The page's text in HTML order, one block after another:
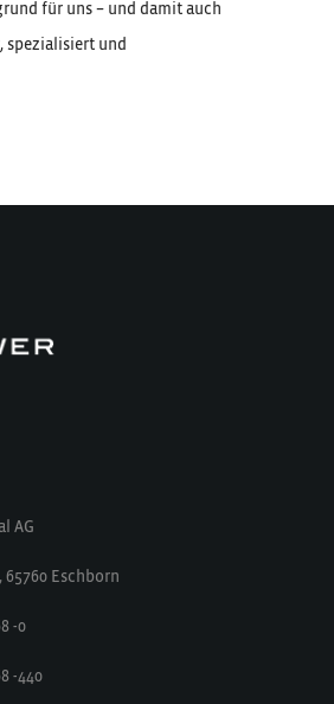
für uns – und damit auch
spezialisiert und
AG
65760 Eschborn
-0
-440